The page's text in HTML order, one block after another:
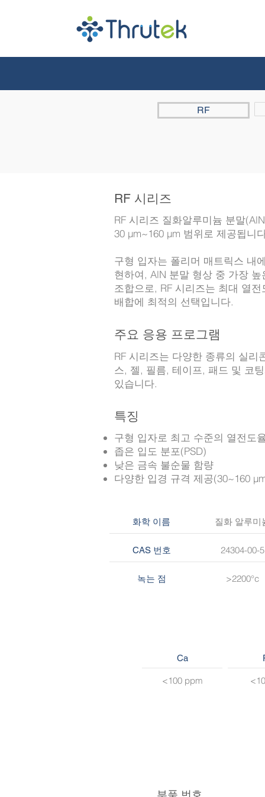
RF
RF 시리즈 질화알루미늄 분말
30 μm~160 μm 범위로 제공됩니
구형 입자는 폴리머 매트릭스 내
현하여, AlN 분말 형상 중 가장
조합으로, RF 시리즈는 최대 열
배합에 최적의 선택입니다.
주요 응용 프로그램
RF 시리즈는 다양한 종류의 실리
스, 젤, 필름, 테이프, 패드 및 코
있습니다.
특징
구형 입자로 최고 수준의 열전도
좁은 입도 분포(PSD)
낮은 금속 불순물 함량
다양한 입경 규격 제공(30~160
RF 시리즈
질화 알루미
화학 이름
24304-00-5
CAS 번호
>2200°c
녹는 점
Ca
<100 ppm
부품 번호